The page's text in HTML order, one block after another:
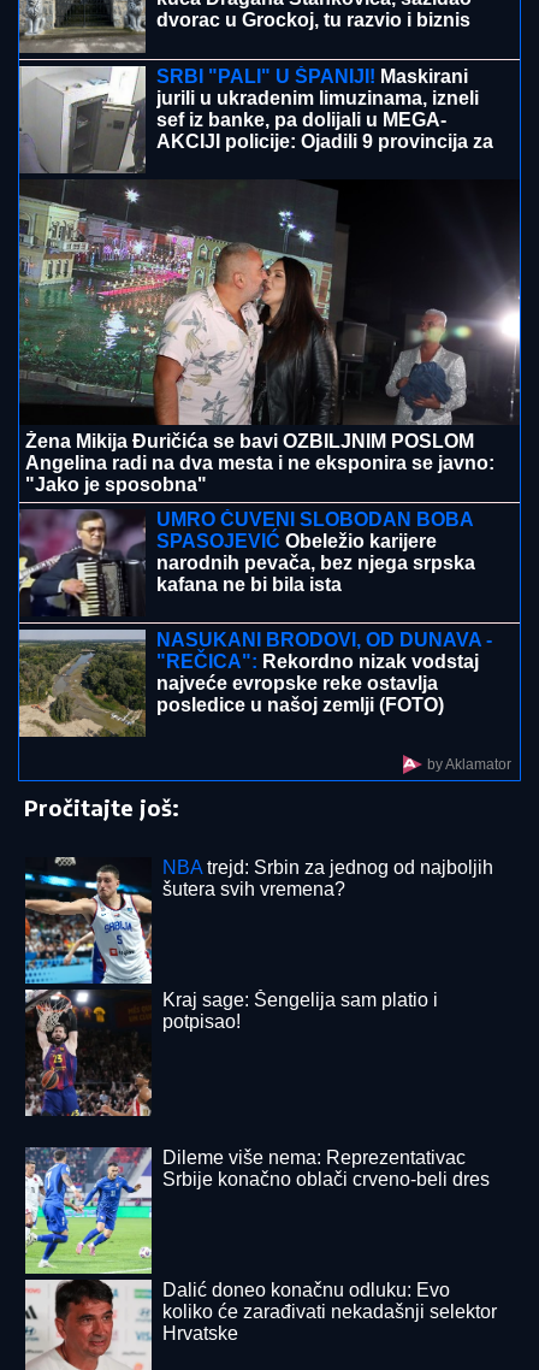
SIN BRUTALNO TUKAO MAJKU DO SMRTI!Strašni
detalji jezivog zločina na Novom Beogradu: Nakon
ubistva pokušao da skoči sa terase!
(FOTO) BELI LJILJANI I BELI KOVČEG
ZA UBIJENU LJUDMILUPorodica
ispratila Ruskinju koju je ugušio turski
državljanin u Borči: Sveštenik držao
opelo na Lešću
"ASMIN ŠALJE LJUDE, STANIJA ĆE
DA IZGUBI VIZU"Uroš Stanić o ulasku
u Elitu 10, pretnjama i tužbama:
"Zaradiću 200.000 evra, idem u
američku ambasadu"
BOJANA LAZIĆ POKAZALA MAJKUSa njom uživa
na letovanju: Doručak U BAZENU, a tek da vidite
voditeljku u bikiniju (FOTO)
Ljubimac navijača se vraća u Zvezdu?
Gastoz pobegli na Maldive, pa se
pohvalili: Kokteli dobrodošlice,
SKRIVENI BISER:
pešačenje koji nije pun turista
GIPSANI LAVOVIOvo je porodična
kuća Dragana Stankovića, sazidao
dvorac u Grockoj, tu razvio i biznis